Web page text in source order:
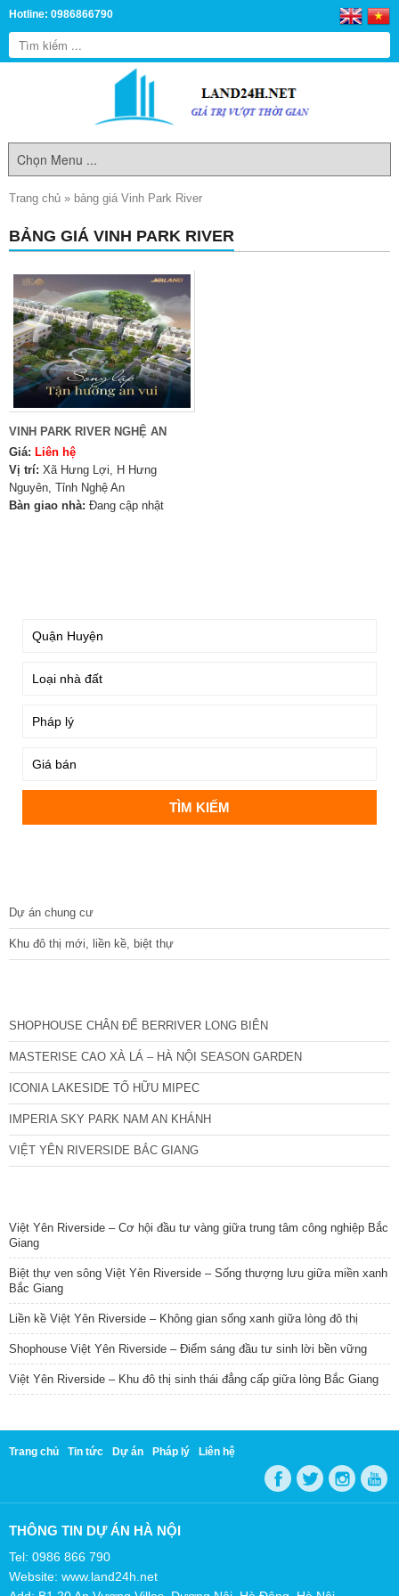
Hotline: 0986866790
Trang chủ » bảng giá Vinh Park River
BẢNG GIÁ VINH PARK RIVER
VINH PARK RIVER NGHỆ AN
Giá: Liên hệ
Vị trí: Xã Hưng Lợi, H Hưng
Nguyên, Tỉnh Nghệ An
Bàn giao nhà: Đang cập nhật
Dự án chung cư
Khu đô thị mới, liền kề, biệt thự
SHOPHOUSE CHÂN ĐẾ BERRIVER LONG BIÊN
MASTERISE CAO XÀ LÁ – HÀ NỘI SEASON GARDEN
ICONIA LAKESIDE TỐ HỮU MIPEC
IMPERIA SKY PARK NAM AN KHÁNH
VIỆT YÊN RIVERSIDE BẮC GIANG
Việt Yên Riverside – Cơ hội đầu tư vàng giữa trung tâm công nghiệp Bắc
Giang
Biệt thự ven sông Việt Yên Riverside – Sống thượng lưu giữa miền xanh
Bắc Giang
Liền kề Việt Yên Riverside – Không gian sống xanh giữa lòng đô thị
Shophouse Việt Yên Riverside – Điểm sáng đầu tư sinh lời bền vững
Việt Yên Riverside – Khu đô thị sinh thái đẳng cấp giữa lòng Bắc Giang
Trang chủ Tin tức Dự án Pháp lý Liên hệ
THÔNG TIN DỰ ÁN HÀ NỘI
Tel: 0986 866 790
Website: www.land24h.net